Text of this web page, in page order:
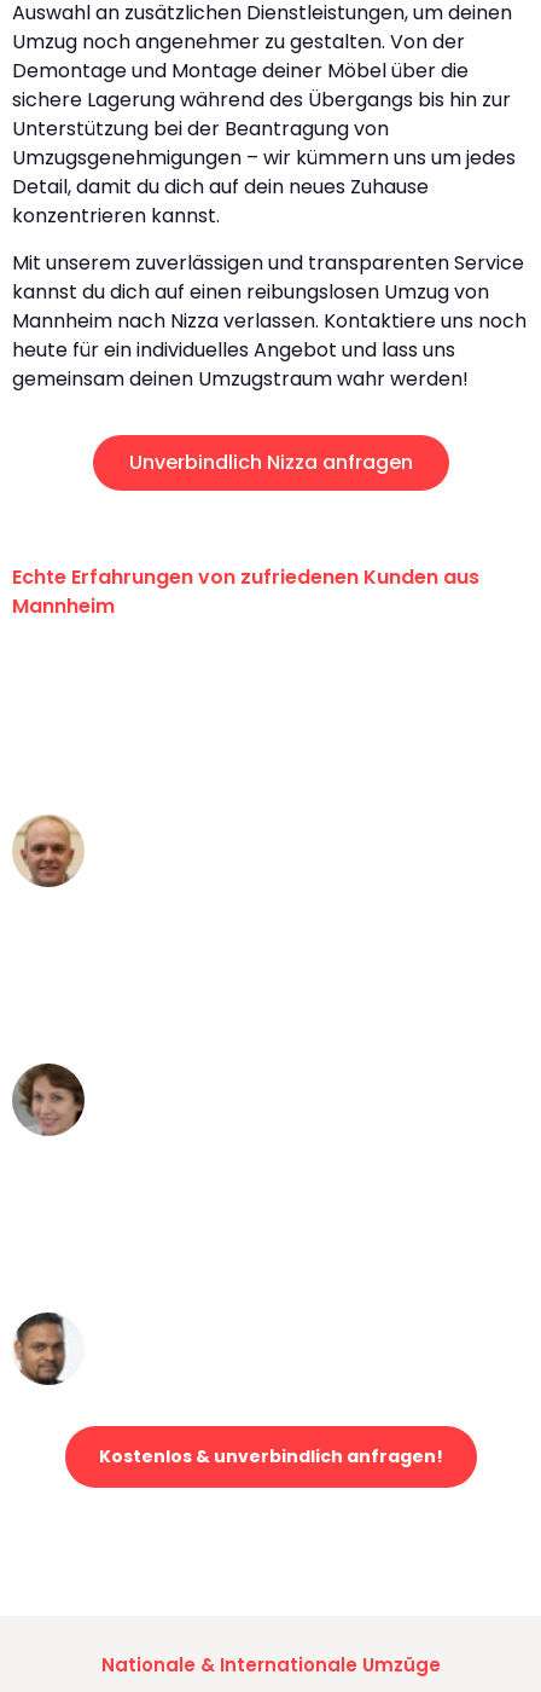
Auswahl an zusätzlichen Dienstleistungen, um deinen
Umzug noch angenehmer zu gestalten. Von der
Demontage und Montage deiner Möbel über die
sichere Lagerung während des Übergangs bis hin zur
Unterstützung bei der Beantragung von
Umzugsgenehmigungen – wir kümmern uns um jedes
Detail, damit du dich auf dein neues Zuhause
konzentrieren kannst.
Mit unserem zuverlässigen und transparenten Service
kannst du dich auf einen reibungslosen Umzug von
Mannheim nach Nizza verlassen. Kontaktiere uns noch
heute für ein individuelles Angebot und lass uns
gemeinsam deinen Umzugstraum wahr werden!
Unverbindlich Nizza anfragen
Echte Erfahrungen von zufriedenen Kunden aus
Mannheim
Kostenlos & unverbindlich anfragen!
Nationale & Internationale Umzüge